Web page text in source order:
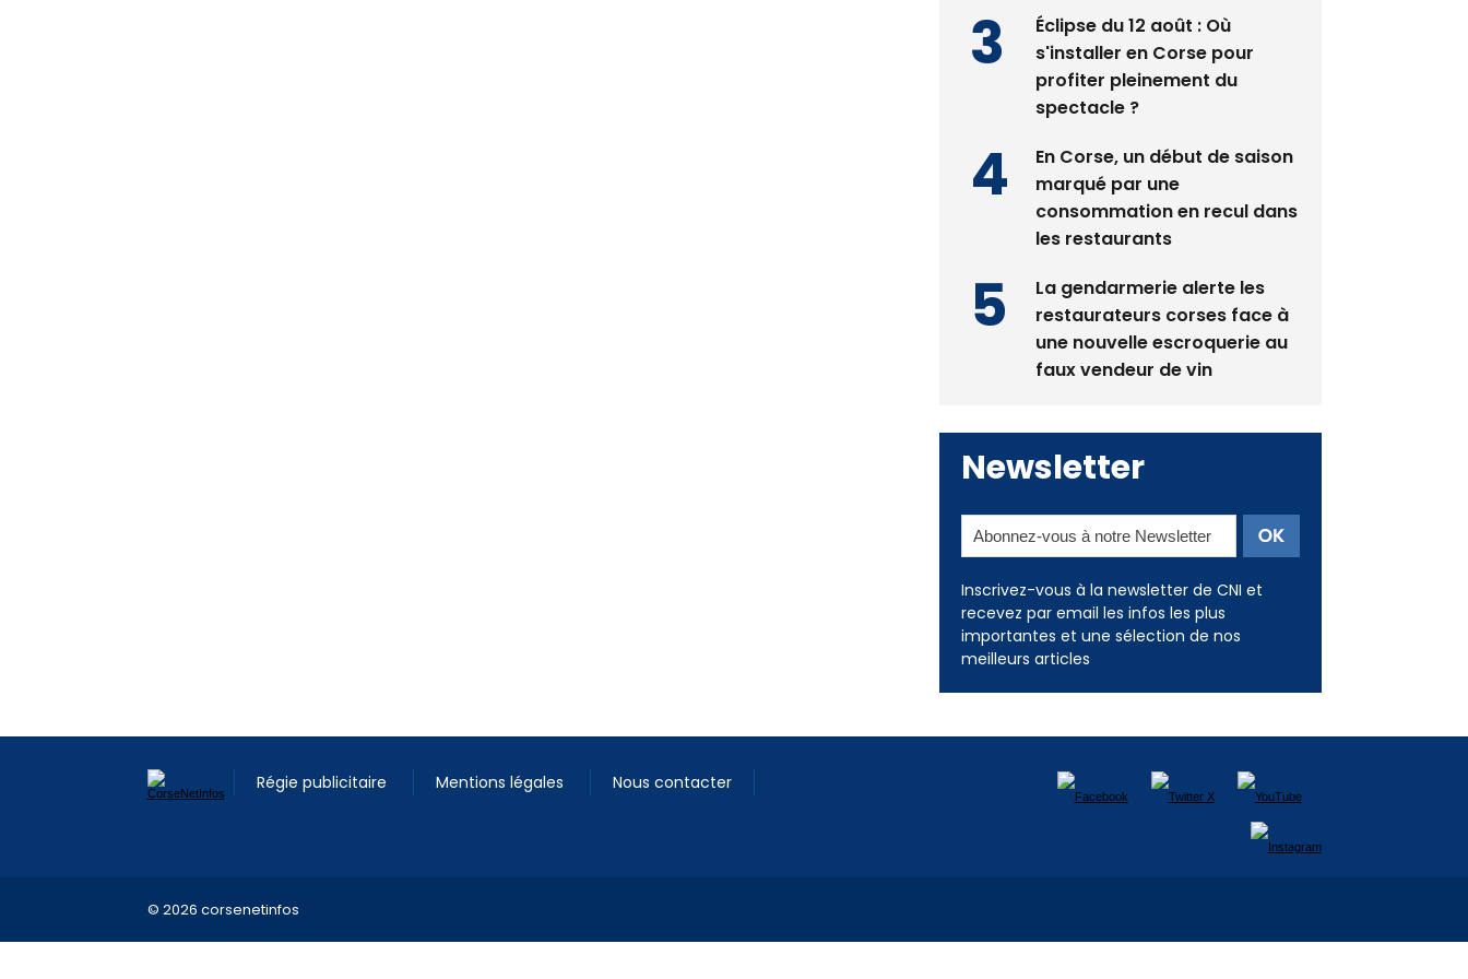
pas avant 2081
Éclipse du 12 août : Où
s'installer en Corse pour
spectacle ?
En Corse, un début de saison
marqué par une
les restaurants
La gendarmerie alerte les
restaurateurs corses face à
Newsletter
Inscrivez-vous à la newsletter de CNI et
recevez par email les infos les plus